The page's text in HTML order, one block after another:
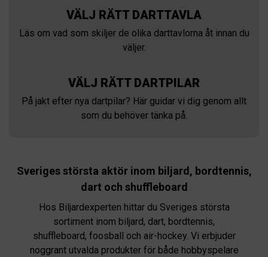
VÄLJ RÄTT DARTTAVLA
Läs om vad som skiljer de olika darttavlorna åt innan du
väljer.
VÄLJ RÄTT DARTPILAR
På jakt efter nya dartpilar? Här guidar vi dig genom allt
som du behöver tänka på.
Sveriges största aktör inom biljard, bordtennis,
dart och shuffleboard
Hos Biljardexperten hittar du Sveriges största
sortiment inom biljard, dart, bordtennis,
shuffleboard, foosball och air-hockey. Vi erbjuder
noggrant utvalda produkter för både hobbyspelare